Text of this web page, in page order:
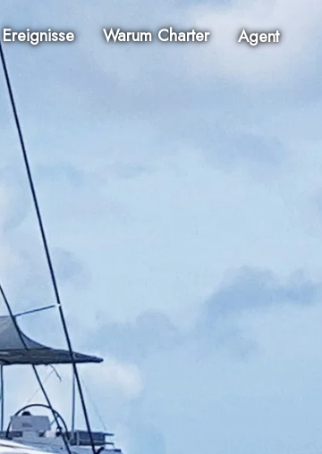
Ereignisse Warum Charter Agent